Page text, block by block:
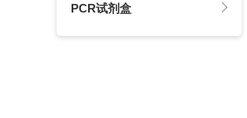
PCR试剂盒